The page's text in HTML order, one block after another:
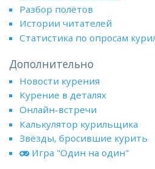
Разбор полётов
Истории читателей
Статистика по опросам
Дополнительно
Новости курения
Курение в деталях
Онлайн-встречи
Калькулятор курильщика
Звёзды, бросившие курить
Игра "Один на один"